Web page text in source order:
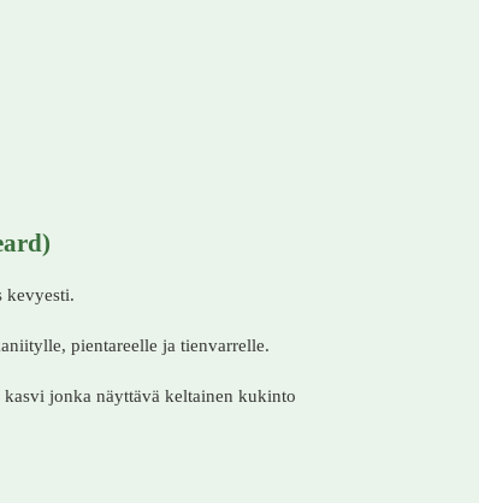
kevyesti.
pientareelle ja tienvarrelle.
jonka näyttävä keltainen kukinto